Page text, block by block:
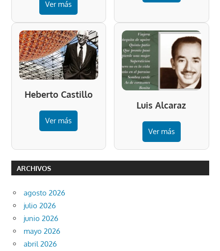
Ver más
Heberto Castillo
Ver más
Luis Alcaraz
Ver más
ARCHIVOS
agosto 2026
julio 2026
junio 2026
mayo 2026
abril 2026